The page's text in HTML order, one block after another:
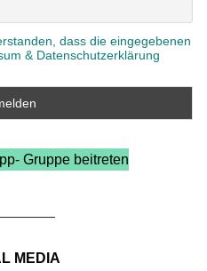
dass die eingegebenen
& Datenschutzerklärung
Gruppe beitreten
MEDIA